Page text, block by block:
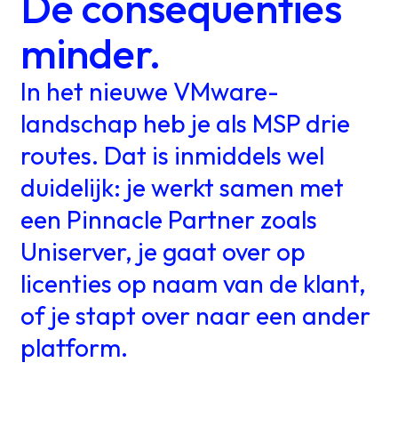
Uniserver
Contact
minder.
In het nieuwe VMware-
landschap heb je als MSP drie
routes. Dat is inmiddels wel
duidelijk: je werkt samen met
een Pinnacle Partner zoals
Uniserver, je gaat over op
licenties op naam van de klant,
of je stapt over naar een ander
platform.